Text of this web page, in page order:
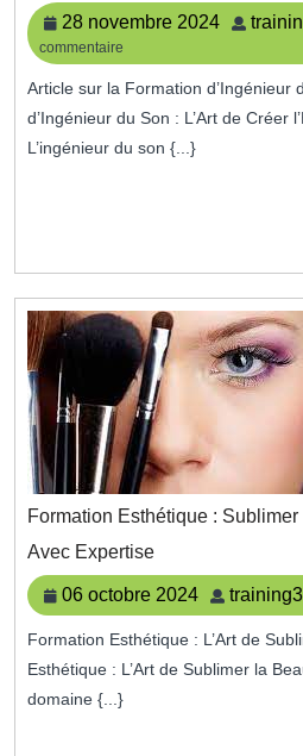
Du
Son
L’Art
Créer
28 novembre 2024
28
2024
commentaire
Article sur la Formation d’Ingénieur du Son Formation
d’Ingénieur du Son : L’Art de Créer
L’ingénieur du son {...}
Formation Esthétique :
Avec Expertise
:
Sublimer
La
Beauté
Naturelle
06 octobre 2024
06
octobre
2024
Formation Esthétique : L’Art de Sublimer la Beauté Formation
Esthétique : L’Art de Sublimer la
domaine {...}